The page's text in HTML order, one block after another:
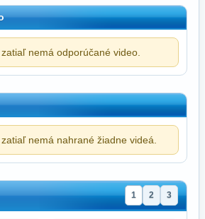
nemá odporúčané video.
nemá nahrané žiadne videá.
1 2 3